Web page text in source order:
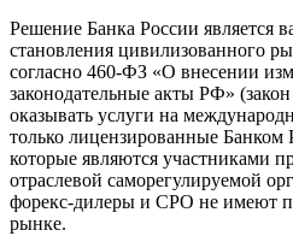
Решение Банка России является
становления цивилизованного
согласно 460-ФЗ «О внесении
законодательные акты РФ»
оказывать услуги на
только лицензированные Банком
которые являются участниками
отраслевой саморегулируемой
форекс-дилеры и СРО не имеют
рынке.